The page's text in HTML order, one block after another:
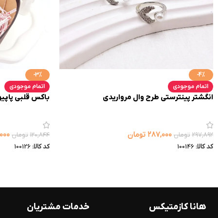
-4%
اتمام موجودی
انگشتر پینترستی طرح وال مرواریدی
۲۹۷,۸۹۲ تومان ۲۸۷,۰۰۰ تومان
کد کالا: 100146
-3%
اتمام موجودی
باکس قلبی
۱۲۰,۸۴۴ تومان
کد کالا: 100126
هانا کازمتیکس خدمات مشتریان